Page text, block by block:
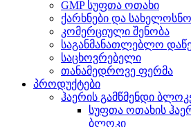
GMP სუფთა ოთახი
ქარხნები და
კომერციული შენობა
საგანმანათლებლო
საცხოვრებელი
თანამედროვე ფერმა
პროდუქტები
ჰაერის გამწმენდი
სუფთა ოთახის
ბლოკი